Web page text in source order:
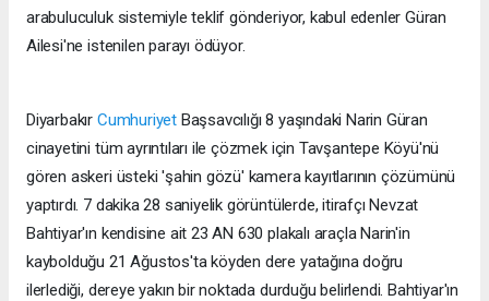
arabuluculuk sistemiyle teklif gönderiyor, kabul edenler Güran
Ailesi'ne istenilen parayı ödüyor.
Diyarbakır CumhuriyetBaşsavcılığı 8 yaşındaki Narin Güran
cinayetini tüm ayrıntıları ile çözmek için Tavşantepe Köyü'nü
gören askeri üsteki 'şahin gözü' kamera kayıtlarının çözümünü
yaptırdı. 7 dakika 28 saniyelik görüntülerde, itirafçı Nevzat
Bahtiyar'ın kendisine ait 23 AN 630 plakalı araçla Narin'in
kaybolduğu 21 Ağustos'ta köyden dere yatağına doğru
ilerlediği, dereye yakın bir noktada durduğu belirlendi. Bahtiyar'ın